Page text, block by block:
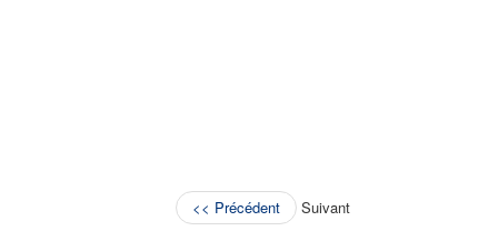
<< Précédent Suivant